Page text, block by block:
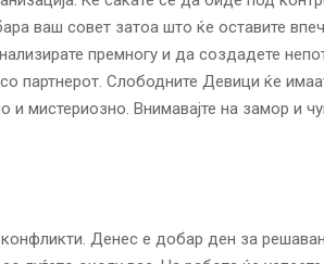
ваш совет затоа што ќе оставите
премногу и да создадете
партнерот. Слободните Девици ќе
и мистериозно. Внимавајте на замор и
конфликти. Денес е добар ден за